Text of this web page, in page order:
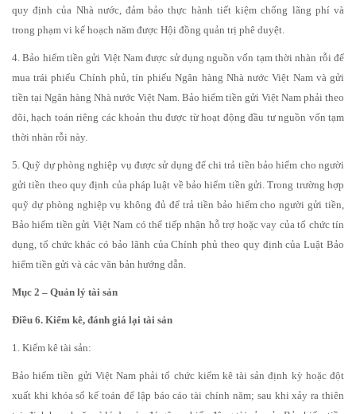
quy định của Nhà nước, đảm bảo thực hành tiết kiệm chống lãng phí và
trong phạm vi kế hoạch năm được Hội đồng quản trị phê duyệt.
4. Bảo hiểm tiền gửi Việt Nam đ­ược sử dụng nguồn vốn tạm thời nhàn rỗi để
mua trái phiếu Chính phủ, tín phiếu Ngân hàng Nhà nước Việt Nam và gửi
tiền tại Ngân hàng Nhà nước Việt Nam. Bảo hiểm tiền gửi Việt Nam phải theo
dõi, hạch toán riêng các khoản thu được từ hoạt động đầu tư nguồn vốn tạm
thời nhàn rỗi này.
5. Quỹ dự phòng nghiệp vụ được sử dụng để chi trả tiền bảo hiểm cho người
gửi tiền theo quy định của pháp luật về bảo hiểm tiền gửi. Trong trường hợp
quỹ dự phòng nghiệp vụ không đủ để trả tiền bảo hiểm cho người gửi tiền,
Bảo hiểm tiền gửi Việt Nam có thể tiếp nhận hỗ trợ hoặc vay của tổ chức tín
dụng, tổ chức khác có bảo lãnh của Chính phủ theo quy định của Luật Bảo
hiểm tiền gửi và các văn bản hướng dẫn.
Mục 2 – Quản lý tài sản
Điều 6. Kiểm kê, đánh giá lại tài sản
1. Kiểm kê tài sản:
Bảo hiểm tiền gửi Việt Nam phải tổ chức kiểm kê tài sản định kỳ hoặc đột
xuất khi khóa sổ kế toán để lập báo cáo tài chính năm; sau khi xảy ra thiên